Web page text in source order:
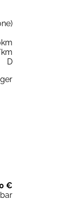
D
€